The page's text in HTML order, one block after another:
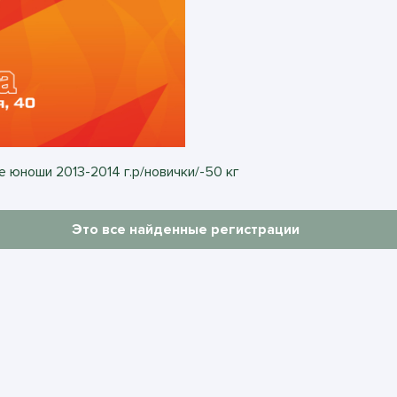
юноши 2013-2014 г.р/новички/-50 кг
Это все найденные регистрации